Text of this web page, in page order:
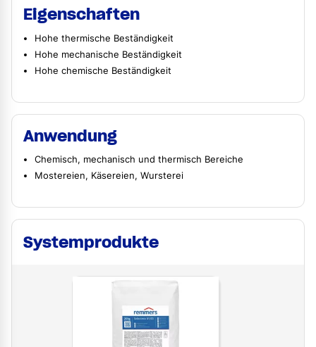
Eigenschaften
Hohe thermische Beständigkeit
Hohe mechanische Beständigkeit
Hohe chemische Beständigkeit
Anwendung
Chemisch, mechanisch und thermisch Bereiche
Mostereien, Käsereien, Wursterei
Systemprodukte